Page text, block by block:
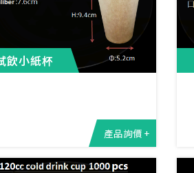
飲小紙杯
產品詢價 +